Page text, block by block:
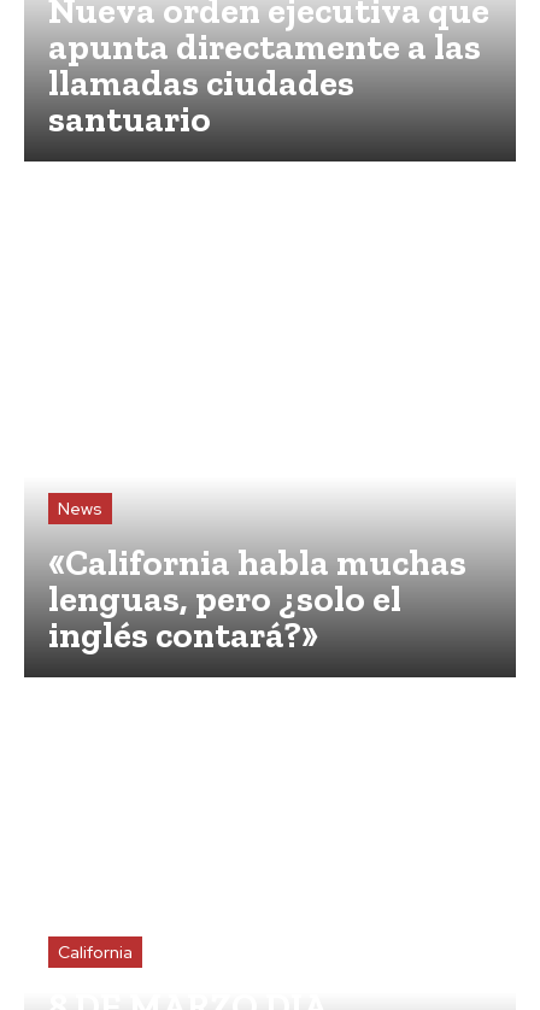
Nueva orden ejecutiva que
apunta directamente a las
llamadas ciudades
santuario
News
«California habla muchas
lenguas, pero ¿solo el
inglés contará?»
California